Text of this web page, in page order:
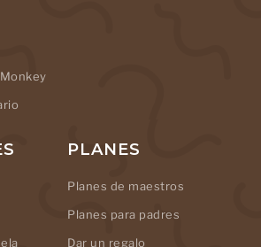
PLANES
Planes de maestros
Planes para padres
Dar un regalo